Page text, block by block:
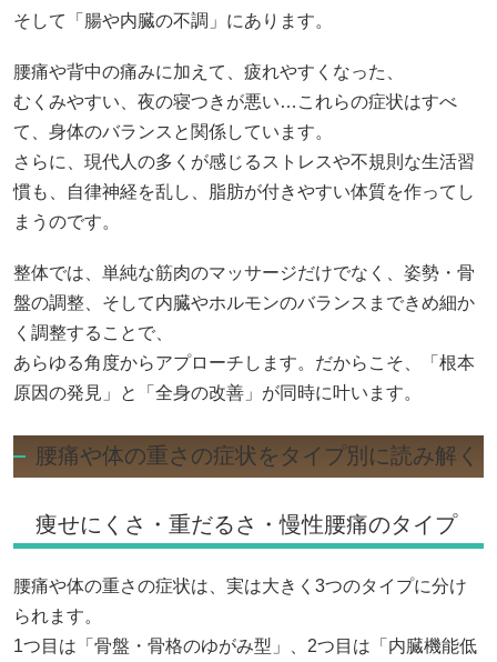
そして「腸や内臓の不調」にあります。
腰痛や背中の痛みに加えて、疲れやすくなった、
むくみやすい、夜の寝つきが悪い…これらの症状はすべ
て、身体のバランスと関係しています。
さらに、現代人の多くが感じるストレスや不規則な生活習
慣も、自律神経を乱し、脂肪が付きやすい体質を作ってし
まうのです。
整体では、単純な筋肉のマッサージだけでなく、姿勢・骨
盤の調整、そして内臓やホルモンのバランスまできめ細か
く調整することで、
あらゆる角度からアプローチします。だからこそ、「根本
原因の発見」と「全身の改善」が同時に叶います。
腰痛や体の重さの症状をタイプ別に読み解く
痩せにくさ・重だるさ・慢性腰痛のタイプ
腰痛や体の重さの症状は、実は大きく3つのタイプに分け
られます。
1つ目は「骨盤・骨格のゆがみ型」、2つ目は「内臓機能低